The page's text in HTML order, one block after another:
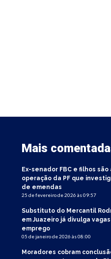
Mais
Ex-senador FBC e filhos são
operação da PF que
de emendas
25 de fevereiro de 2026 às 09:57
Substituto do Mercantil
em Juazeiro já divulga
emprego
05 de janeiro de 2026 às 08:00
Moradores cobram